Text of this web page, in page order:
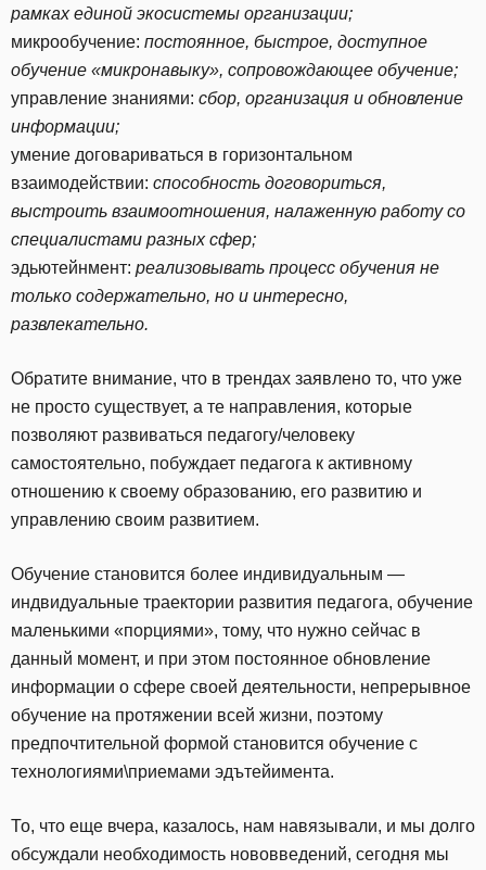
рамках единой экосистемы организации;
микрообучение: постоянное, быстрое, доступное
обучение «микронавыку», сопровождающее обучение;
управление знаниями: сбор, организация и обновление
информации;
умение договариваться в горизонтальном
взаимодействии: способность договориться,
выстроить взаимоотношения, налаженную работу со
специалистами разных сфер;
эдьютейнмент: реализовывать процесс обучения не
только содержательно, но и интересно,
развлекательно.
Обратите внимание, что в трендах заявлено то, что уже
не просто существует, а те направления, которые
позволяют развиваться педагогу/человеку
самостоятельно, побуждает педагога к активному
отношению к своему образованию, его развитию и
управлению своим развитием.
Обучение становится более индивидуальным —
индвидуальные траектории развития педагога, обучение
маленькими «порциями», тому, что нужно сейчас в
данный момент, и при этом постоянное обновление
информации о сфере своей деятельности, непрерывное
обучение на протяжении всей жизни, поэтому
предпочтительной формой становится обучение с
технологиями\приемами эдътейимента.
То, что еще вчера, казалось, нам навязывали, и мы долго
обсуждали необходимость нововведений, сегодня мы